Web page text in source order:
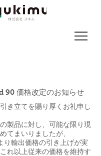
90 価格改定のお知らせ
き立てを賜り厚くお礼申し
製品に対し、可能な限り現
てまいりましたが、
り輸出価格の引き上げが実
れ以上従来の価格を維持す